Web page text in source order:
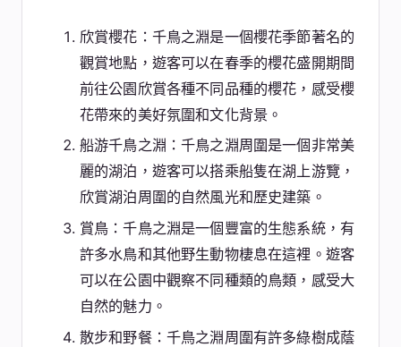
欣賞櫻花：千鳥之淵是一個櫻花季節著名的
觀賞地點，遊客可以在春季的櫻花盛開期間
前往公園欣賞各種不同品種的櫻花，感受櫻
花帶來的美好氛圍和文化背景。
船游千鳥之淵：千鳥之淵周圍是一個非常美
麗的湖泊，遊客可以搭乘船隻在湖上游覽，
欣賞湖泊周圍的自然風光和歷史建築。
賞鳥：千鳥之淵是一個豐富的生態系統，有
許多水鳥和其他野生動物棲息在這裡。遊客
可以在公園中觀察不同種類的鳥類，感受大
自然的魅力。
散步和野餐：千鳥之淵周圍有許多綠樹成蔭